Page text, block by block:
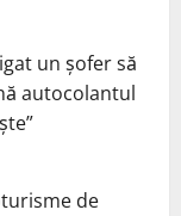
un șofer să
autocolantul
de